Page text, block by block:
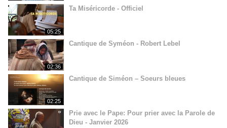
05:25
Ta Miséricorde - Officiel
02:36
Cantique de Syméon - Robert Lebel
02:25
Cantique de Siméon – Soeurs bleues
Prie avec le Pape: Pour prier avec la Parole de
Dieu - Janvier 2026